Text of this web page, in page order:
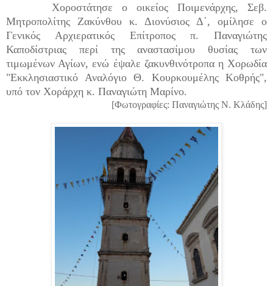
Χοροστάτησε ο οικείος Ποιμενάρχης, Σεβ.
Μητροπολίτης Ζακύνθου κ. Διονύσιος Δ΄, ομίλησε ο
Γενικός Αρχιερατικός Επίτροπος π. Παναγιώτης
Καποδίστριας περί της αναστασίμου θυσίας των
τιμωμένων Αγίων, ενώ έψαλε ζακυνθινότροπα η Χορωδία
"Εκκλησιαστικό Αναλόγιο Θ. Κουρκουμέλης Κοθρής",
υπό τον Χοράρχη κ. Παναγιώτη Μαρίνο.
[Φωτογραφίες: Παναγιώτης Ν. Κλάδης]